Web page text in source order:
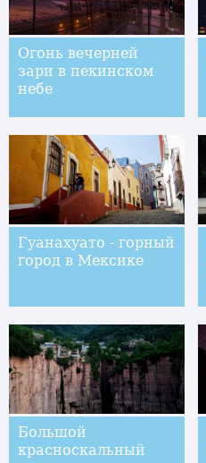
Огонь вечерней
зари в пекинском
небе
Гуанахуато - горный
город в Мексике
Большой
красноскальный